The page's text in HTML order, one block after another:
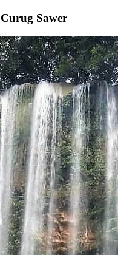
Sawer